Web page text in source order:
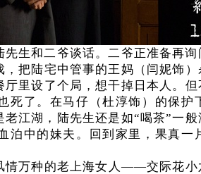
生和二爷谈话。二爷正准备再
把陆宅中管事的王妈（闫妮饰
里设了个局，想干掉日本人。
死了。在马仔（杜淳饰）的保护
江湖，陆先生还是如“喝茶”一
泊中的妹夫。回到家里，果真一
情万种的老上海女人——交际花小